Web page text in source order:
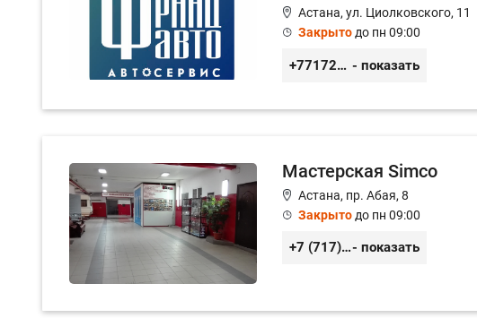
Астана, ул. Циолковского, 11
Закрытодо пн 09:00
+77172541601 - показать
Мастерская Simco
Астана, пр. Абая, 8
Закрытодо пн 09:00
+7 (717) 248-12-39- показать